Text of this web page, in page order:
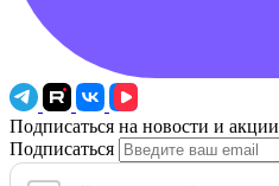
Подписаться на новости и акции
Подписаться